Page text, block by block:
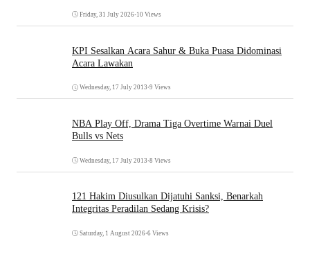
Friday, 31 July 2026•10 Views
KPI Sesalkan Acara Sahur & Buka Puasa Didominasi
Acara Lawakan
Wednesday, 17 July 2013 •9 Views
NBA Play Off, Drama Tiga Overtime Warnai Duel
Bulls vs Nets
Wednesday, 17 July 2013 •8 Views
121 Hakim Diusulkan Dijatuhi Sanksi, Benarkah
Integritas Peradilan Sedang Krisis?
Saturday, 1 August 2026•6 Views